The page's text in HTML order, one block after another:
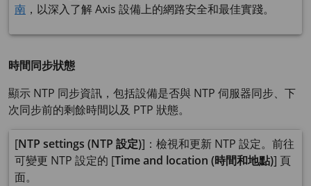
南 ，以深入了解 Axis 設備上的網路安全和最佳實踐。
時間同步狀態
顯示 NTP 同步資訊，包括設備是否與 NTP 伺服器同步、下
次同步前的剩餘時間以及 PTP 狀態。
[NTP settings (NTP 設定)]：檢視和更新​​ NTP 設定。前往
可變更 NTP 設定的 [Time and location (時間和地點)] 頁
面。